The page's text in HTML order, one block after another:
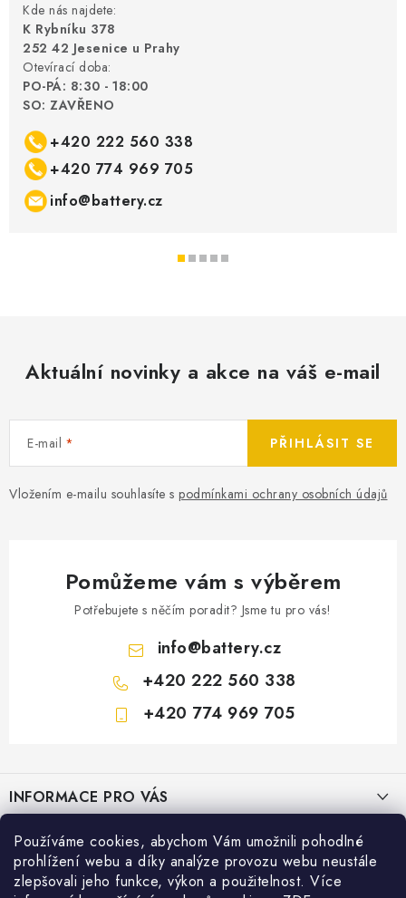
Používáme cookies, abychom Vám umožnili pohodlné
prohlížení webu a díky analýze provozu webu neustále
zlepšovali jeho funkce, výkon a použitelnost. Více
Kde nás najdete:
K Rybníku 378
252 42 Jesenice u Prahy
Otevírací doba:
PO-PÁ: 8:30 - 18:00
SO: ZAVŘENO
+420 222 560 338
+420 774 969 705
info@battery.cz
Aktuální novinky a akce na váš e-mail
E-mail
Vložením e-mailu souhlasíte s podmínkami ochrany osobních údajů
PŘIHLÁSIT SE
Pomůžeme vám s výběrem
Potřebujete s něčím poradit? Jsme tu pro vás!
info@battery.cz
+420 222 560 338
+420 774 969 705
pINFORMACE PRO VÁS
KONTAKTY
POŠTOVNÉ A DOPRAVA
PRODEJNY BATTERY.CZ
Prodejna Brno - Pražákova ul.
Konfigurátor AUTOBATERIE